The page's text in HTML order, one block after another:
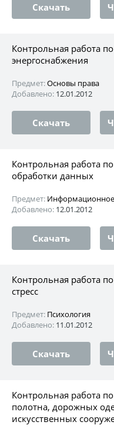
Скачать
Контрольная работа
энергоснабжения
Предмет:Основы права
Добавлено: 12.01.2012
Скачать
Контрольная работа
обработки данных
Предмет:
Добавлено: 12.01.2012
Скачать
Контрольная работа
стресс
Предмет: Психология
Добавлено: 11.01.2012
Скачать
Контрольная работа
полотна, дорожных
искусственных